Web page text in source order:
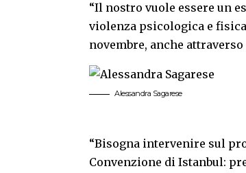
“Il nostro vuole essere un
violenza psicologica e
novembre, anche
Alessandra Sagarese
“Bisogna intervenire sul
Convenzione di Istanbul: